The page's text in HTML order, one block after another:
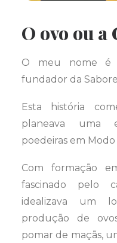
O ovo ou a
O meu nome é
fundador da
Esta história
planeava uma
poedeiras em
Com formação
fascinado pelo
idealizava um
produção de
pomar de maçãs,